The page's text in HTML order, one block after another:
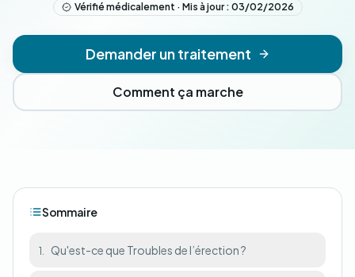
Vérifié médicalement · Mis à jour : 03/02/2026
Demander un traitement
Comment ça marche
Sommaire
1. Qu'est-ce que Troubles de l’érection ?